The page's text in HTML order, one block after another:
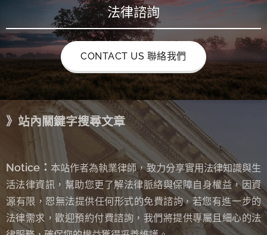
法律諮詢
CONTACT US 聯絡我們
》站內關鍵字搜尋文章
Notice： 本站作者為執業律師，致力分享實用法律知識與生
活法律資訊，幫助您更了解法律脈絡與保障自身權益，因資
源有限，恕無法提供任何形式的免費諮詢， 若您有進一步的
法律需求，歡迎預約付費諮詢，我們將提供專屬且細心的法